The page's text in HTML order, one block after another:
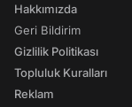
Hakkımızda
Geri Bildirim
Gizlilik Politikası
Topluluk Kuralları
Reklam